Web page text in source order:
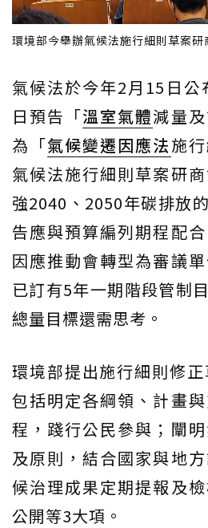
環境部今舉辦氣候法施行細則草案
氣候法於今年2月15日公
日預告「溫室氣體減量
為「氣候變遷因應法施
氣候法施行細則草案研
強2040、2050年碳排放
告應與預算編列期程配
因應推動會轉型為審議
已訂有5年一期階段管制
總量目標還需思考。
環境部提出施行細則修
包括明定各綱領、計畫
程，踐行公民參與；闡
及原則，結合國家與地
候治理成果定期提報及
公開等3大項。